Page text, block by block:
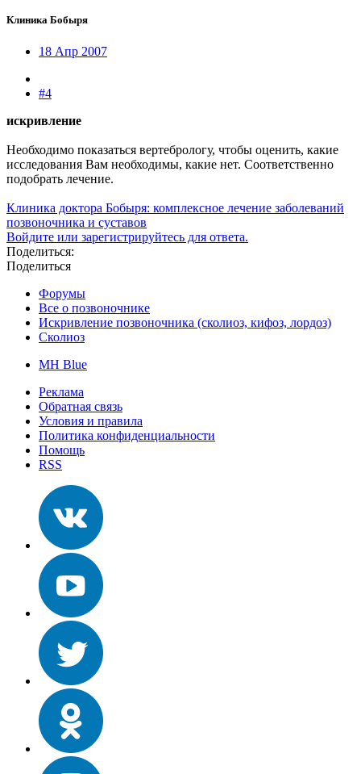
Клиника Бобыря
18 Апр 2007
#4
искривление
Необходимо показаться вертебрологу, чтобы оценить, какие
исследования Вам необходимы, какие нет. Соответственно
подобрать лечение.
Клиника доктора Бобыря: комплексное лечение заболеваний
позвоночника и суставов
Войдите или зарегистрируйтесь для ответа.
Поделиться:
Поделиться
Форумы
Все о позвоночнике
Искривление позвоночника (сколиоз, кифоз, лордоз)
Сколиоз
MH Blue
Реклама
Обратная связь
Условия и правила
Политика конфиденциальности
Помощь
RSS